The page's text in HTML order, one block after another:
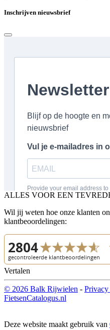
Inschrijven nieuwsbrief
ALLES VOOR EEN
Wil jij weten hoe onze klanten
klantbeoordelingen:
Vertalen
© 2026 Balk Rijwielen - Privacy
FietsenCatalogus.nl
Deze website maakt gebruik van